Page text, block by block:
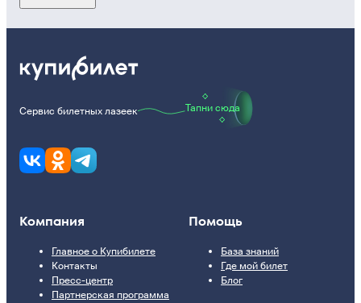
Сервис билетных лазеек Тапни сюда
Компания
Главное о Купибилете
Контакты
Пресс-центр
Партнерская программа
Помощь
База знаний
Где мой билет
Блог